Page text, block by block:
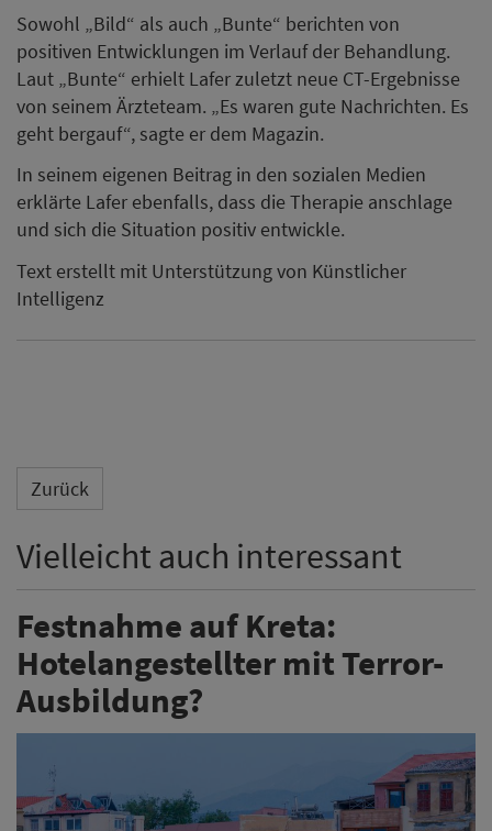
Sowohl „Bild“ als auch „Bunte“ berichten von
positiven Entwicklungen im Verlauf der Behandlung.
Laut „Bunte“ erhielt Lafer zuletzt neue CT-Ergebnisse
von seinem Ärzteteam. „Es waren gute Nachrichten. Es
geht bergauf“, sagte er dem Magazin.
In seinem eigenen Beitrag in den sozialen Medien
erklärte Lafer ebenfalls, dass die Therapie anschlage
und sich die Situation positiv entwickle.
Text erstellt mit Unterstützung von Künstlicher
Intelligenz
Zurück
Vielleicht auch interessant
Festnahme auf Kreta:
Hotelangestellter mit Terror-
Ausbildung?